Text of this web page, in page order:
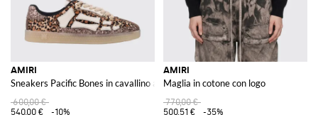
AMIRI
Sneakers Pacific Bones in cavallino animalier e glitter
600,00 €
540,00 €
-10%
AMIRI
Maglia in cotone con logo
770,00 €
500,51 €
-35%